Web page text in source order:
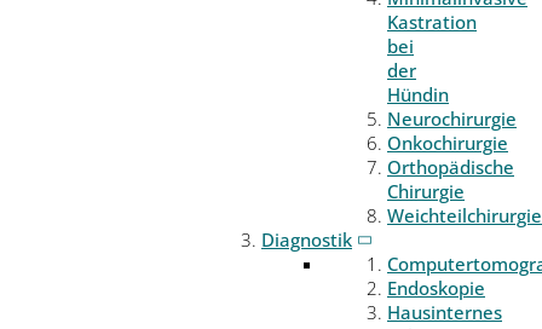
Kastration
bei
der
Hündin
Neurochirurgie
Onkochirurgie
Orthopädische
Chirurgie
Weichteilchirurgie
Diagnostik
Endoskopie
Hausinternes